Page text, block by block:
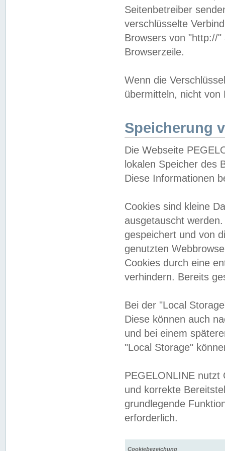
Seitenbetreiber
verschlüsselte
Browsers von "http://
Browserzeile.
Wenn die
übermitteln, nicht von
Speicherung
Die Webseite
lokalen Speicher des
Diese Informationen
Cookies sind kleine
ausgetauscht
gespeichert und von
genutzten
Cookies durch eine
verhindern. Bereits
Bei der "Local
Diese können auch
und bei einem
"Local Storage"
PEGELONLINE nutzt
und korrekte
grundlegende
erforderlich.
Cookiebezeichung